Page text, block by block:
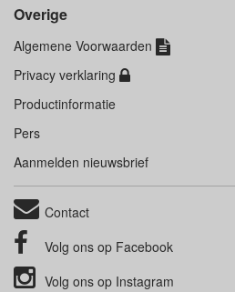
Overige
Algemene Voorwaarden
Privacy verklaring
Productinformatie
Pers
Aanmelden nieuwsbrief
Contact
Volg ons op Facebook
Volg ons op Instagram